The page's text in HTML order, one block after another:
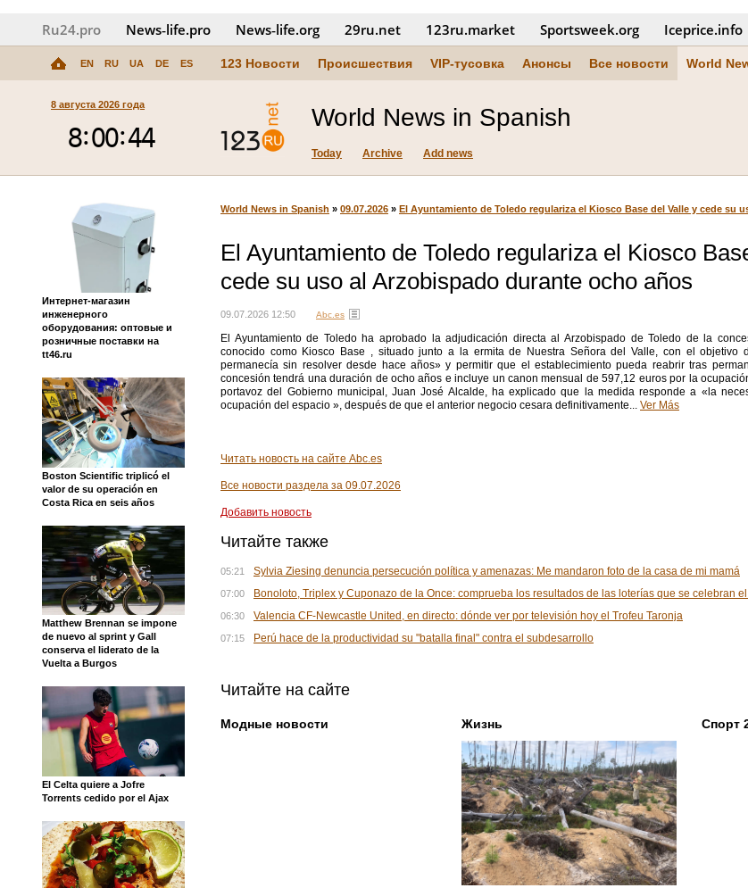
Ru24.pro News‑life.pro News‑life.org 29ru.net 123ru.market Sportsweek.org Iceprice.info
EN RU UA DE ES 123 Новости Происшествия VIP-тусовка Анонсы Все новости World
8 августа 2026 года World News in Spanish
Today Archive Add news
Интернет-магазин
инженерного
оборудования: оптовые и
розничные поставки на
tt46.ru
Boston Scientific triplicó el
valor de su operación en
Costa Rica en seis años
Matthew Brennan se impone
de nuevo al sprint y Gall
conserva el liderato de la
Vuelta a Burgos
El Celta quiere a Jofre
Torrents cedido por el Ajax
World News in Spanish » 09.07.2026 » El Ayuntamiento de Toledo regulariza el Kiosco Base del Valle y cede su
El Ayuntamiento de Toledo regulariza el Kiosco
cede su uso al Arzobispado durante ocho años
09.07.2026 12:50 Abc.es
El Ayuntamiento de Toledo ha aprobado la adjudicación directa al Arzobispado de Toledo de la
conocido como Kiosco Base , situado junto a la ermita de Nuestra Señora del Valle, con el objetivo
permanecía sin resolver desde hace años» y permitir que el establecimiento pueda reabrir tras
concesión tendrá una duración de ocho años e incluye un canon mensual de 597,12 euros por la
portavoz del Gobierno municipal, Juan José Alcalde, ha explicado que la medida responde a «la
ocupación del espacio », después de que el anterior negocio cesara definitivamente... Ver Más
Читать новость на сайте Abc.es
Все новости раздела за 09.07.2026
Добавить новость
Читайте также
05:21 Sylvia Ziesing denuncia persecución política y amenazas: Me mandaron foto de la casa de mi mamá
07:00 Bonoloto, Triplex y Cuponazo de la Once: comprueba los resultados de las loterías que se celebran
06:30 Valencia CF-Newcastle United, en directo: dónde ver por televisión hoy el Trofeu Taronja
07:15 Perú hace de la productividad su "batalla final" contra el subdesarrollo
Читайте на сайте
Модные новости Жизнь Спорт